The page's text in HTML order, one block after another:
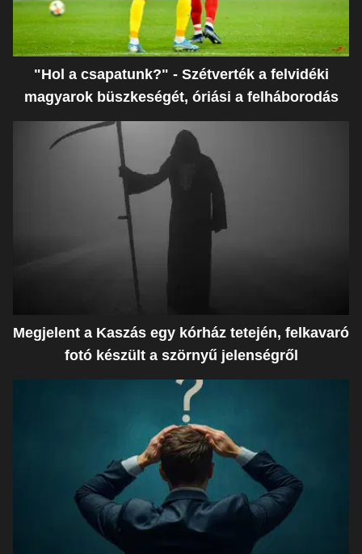
"Hol a csapatunk?" - Szétverték a felvidéki
magyarok büszkeségét, óriási a felháborodás
Megjelent a Kaszás egy kórház tetején, felkavaró
fotó készült a szörnyű jelenségről